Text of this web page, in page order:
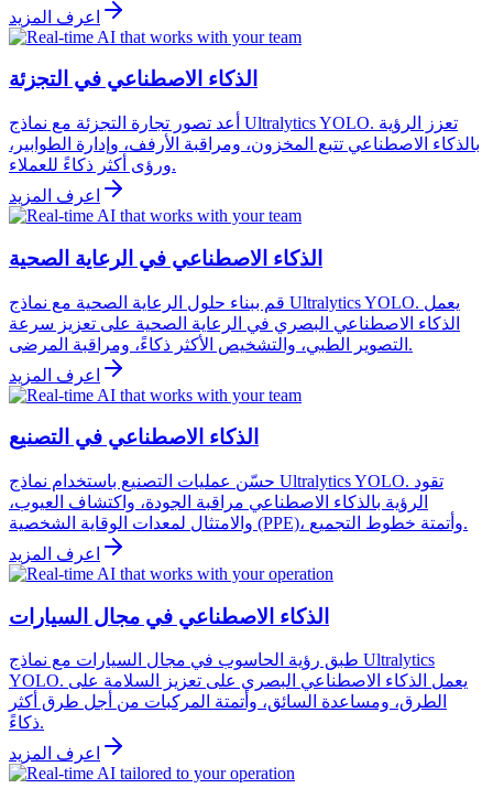
اعرف المزيد
الذكاء الاصطناعي في التجزئة
أعد تصور تجارة التجزئة مع نماذج Ultralytics YOLO. تعزز الرؤية
بالذكاء الاصطناعي تتبع المخزون، ومراقبة الأرفف، وإدارة الطوابير،
ورؤى أكثر ذكاءً للعملاء.
اعرف المزيد
الذكاء الاصطناعي في الرعاية الصحية
قم ببناء حلول الرعاية الصحية مع نماذج Ultralytics YOLO. يعمل
الذكاء الاصطناعي البصري في الرعاية الصحية على تعزيز سرعة
التصوير الطبي، والتشخيص الأكثر ذكاءً، ومراقبة المرضى.
اعرف المزيد
الذكاء الاصطناعي في التصنيع
حسّن عمليات التصنيع باستخدام نماذج Ultralytics YOLO. تقود
الرؤية بالذكاء الاصطناعي مراقبة الجودة، واكتشاف العيوب،
والامتثال لمعدات الوقاية الشخصية (PPE)، وأتمتة خطوط التجميع.
اعرف المزيد
الذكاء الاصطناعي في مجال السيارات
طبق رؤية الحاسوب في مجال السيارات مع نماذج Ultralytics
YOLO. يعمل الذكاء الاصطناعي البصري على تعزيز السلامة على
الطرق، ومساعدة السائق، وأتمتة المركبات من أجل طرق أكثر
ذكاءً.
اعرف المزيد